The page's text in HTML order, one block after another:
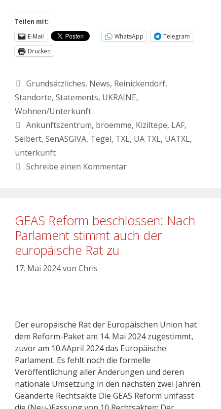
Teilen mit:
E-Mail
WhatsApp
Telegram
Drucken
Grundsätzliches, News, Reinickendorf,
Standorte, Statements, UKRAINE,
Wohnen/Unterkunft
Ankunftszentrum, broemme, Kiziltepe, LAF,
Seibert, SenASGIVA, Tegel, TXL, UA TXL, UATXL,
unterkunft
Schreibe einen Kommentar
GEAS Reform beschlossen: Nach
Parlament stimmt auch der
europäische Rat zu
17. Mai 2024von Chris
Der europäische Rat der Europäischen Union hat
dem Reform-Paket am 14. Mai 2024 zugestimmt,
zuvor am 10.AApril 2024 das Europäische
Parlament. Es fehlt noch die formelle
Veröffentlichung aller Änderungen und deren
nationale Umsetzung in den nächsten zwei Jahren.
Geänderte Rechtsakte Die GEAS Reform umfasst